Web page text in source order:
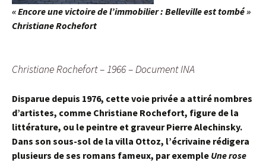
« Encore une victoire de l’immobilier : Belleville est tombé »
Christiane Rochefort
Christiane Rochefort – 1966 – Document INA
Disparue depuis 1976, cette voie privée a attiré nombres
d’artistes, comme Christiane Rochefort, figure de la
littérature, ou le peintre et graveur Pierre Alechinsky.
Dans son sous-sol de la villa Ottoz, l’écrivaine rédigera
plusieurs de ses romans fameux, par exemple Une rose